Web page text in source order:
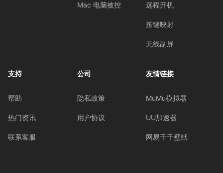
Mac 电脑被控 远程开机
按键映射
无线副屏
支持
帮助
热门资讯
联系客服
公司
隐私政策
用户协议
友情链接
MuMu模拟器
UU加速器
网易千千壁纸